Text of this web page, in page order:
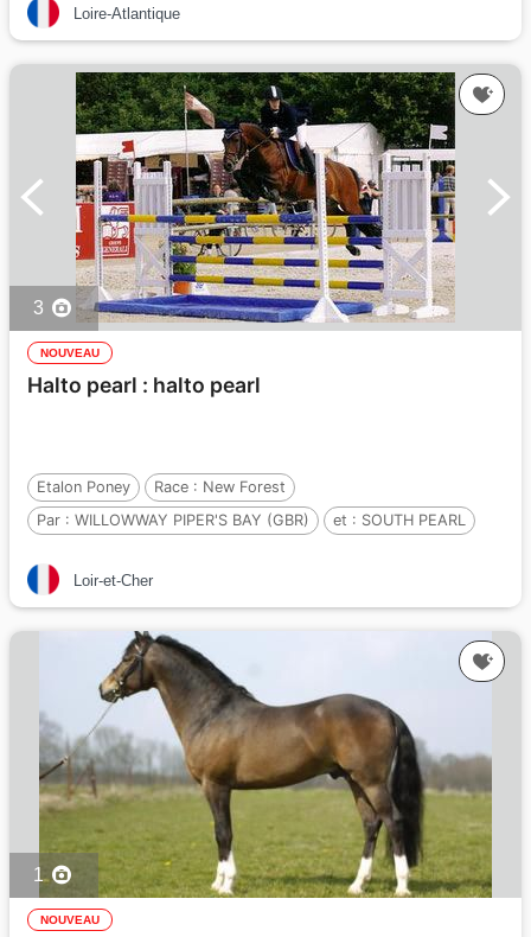
Loire-Atlantique
3
NOUVEAU
Halto pearl : halto pearl
Etalon Poney Race : New Forest
Par : WILLOWWAY PIPER'S BAY (GBR) et : SOUTH PEARL
Loir-et-Cher
1
NOUVEAU